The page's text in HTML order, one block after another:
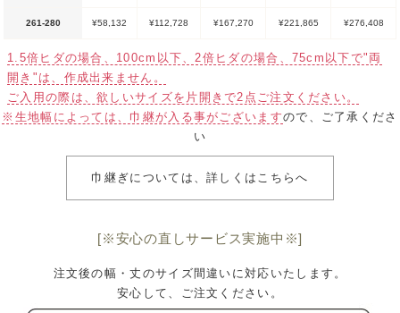
261-280 ¥58,132 ¥112,728 ¥167,270 ¥221,865 ¥276,408
1.5倍ヒダの場合、100cm以下、2倍ヒダの場合、75cm以下で"両
開き"は、作成出来ません。
ご入用の際は、欲しいサイズを片開きで2点ご注文ください。
※生地幅によっては、巾継が入る事がございますので、ご了承くださ
い
巾継ぎについては、詳しくはこちらへ
[※安心の直しサービス実施中※]
注文後の幅・丈のサイズ間違いに対応いたします。
安心して、ご注文ください。